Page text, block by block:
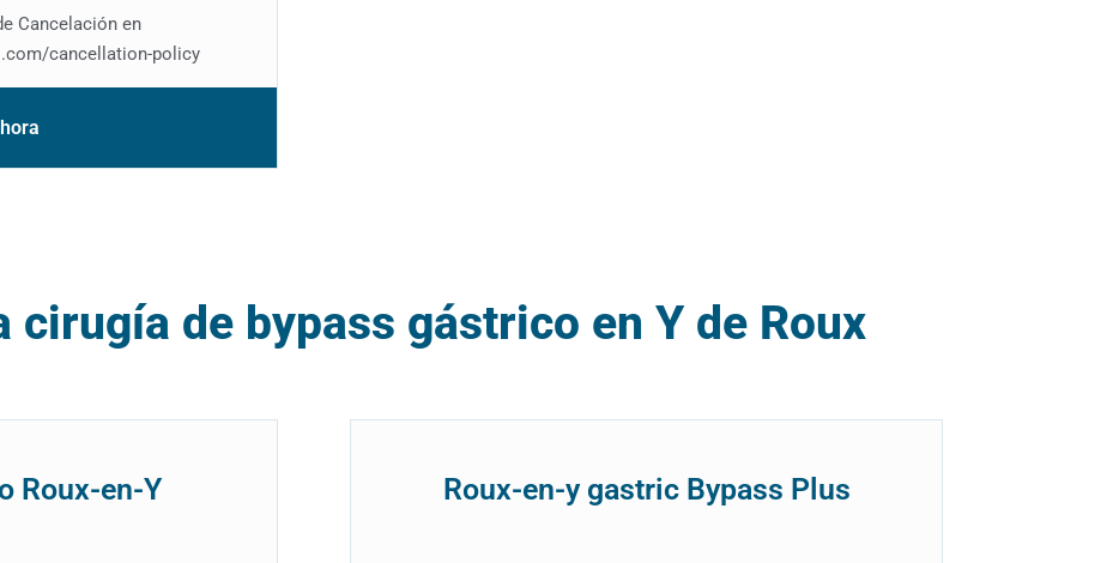
Cancelación en
cancellation-policy
cirugía de bypass gástrico en Y de Roux
Roux-en-Y Roux-en-y gastric Bypass Plus